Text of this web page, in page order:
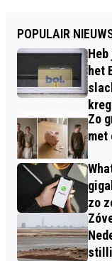
POPULAIR
het
Zo
met
zo